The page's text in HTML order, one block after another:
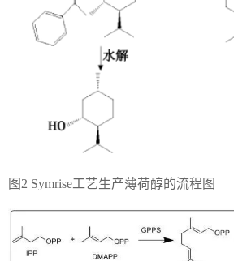
图2 Symrise工艺生产薄荷醇的流程图